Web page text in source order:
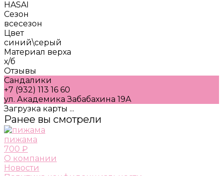
HASAI
Сезон
всесезон
Цвет
синий\серый
Материал верха
х/б
Отзывы
Сандалики
+7 (932) 113 16 60
ул. Академика Забабахина 19А
Загрузка карты ...
Ранее вы смотрели
пижама
700 ₽
О компании
Новости